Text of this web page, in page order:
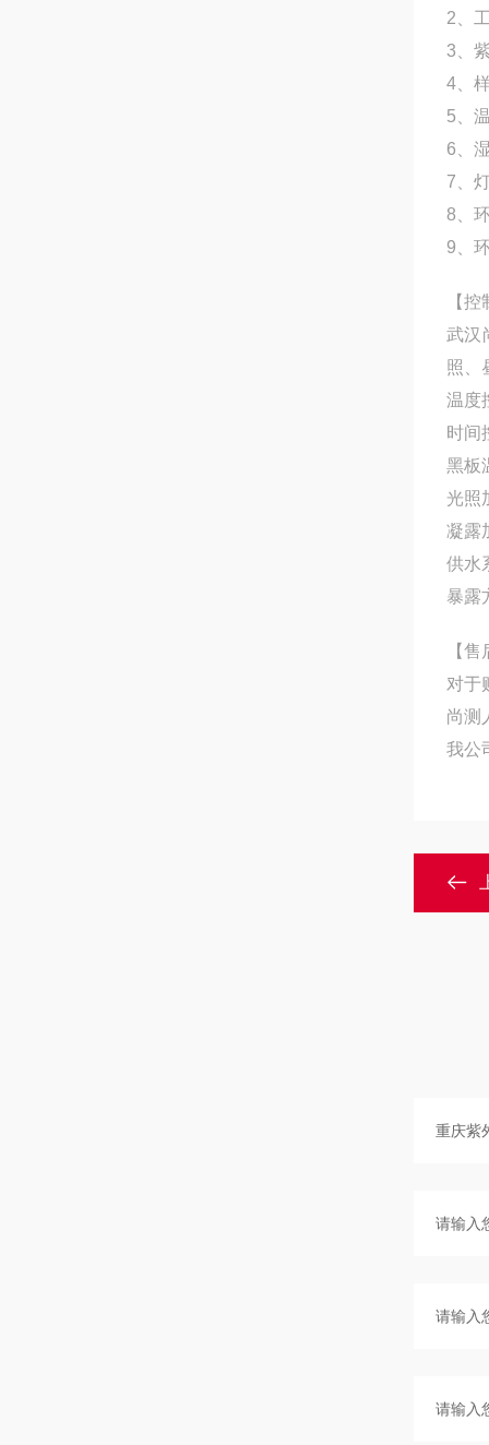
2、
3、
4、
5、
6、
7、
8、
9、
【
武汉
照、
温度
时间
黑板
光照
凝露
供水
暴露
【
对于
尚测
我公